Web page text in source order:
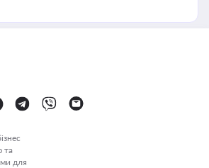
та
для